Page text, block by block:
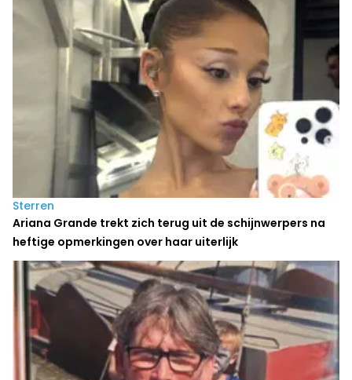
Sterren
Ariana Grande trekt zich terug uit de schijnwerpers na
heftige opmerkingen over haar uiterlijk